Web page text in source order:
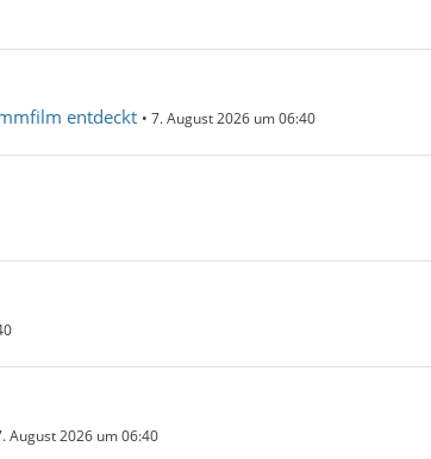
entdeckt 7. August 2026 um 06:40
August 2026 um 06:40